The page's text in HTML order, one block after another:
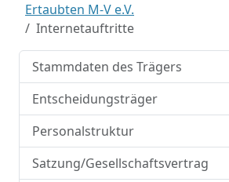
Ertaubten M-V e.V.
Internetauftritte
Stammdaten des Trägers
Entscheidungsträger
Personalstruktur
Satzung/Gesellschaftsvertrag